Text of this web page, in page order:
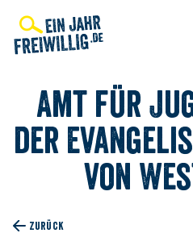
zum
Inhalt
Amt für
der
von
ZURÜCK